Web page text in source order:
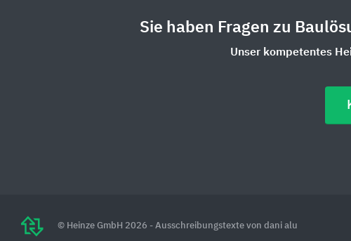
Sie haben Fragen zu
Unser kompetentes
© Heinze GmbH 2026 - Ausschreibungstexte von dani alu